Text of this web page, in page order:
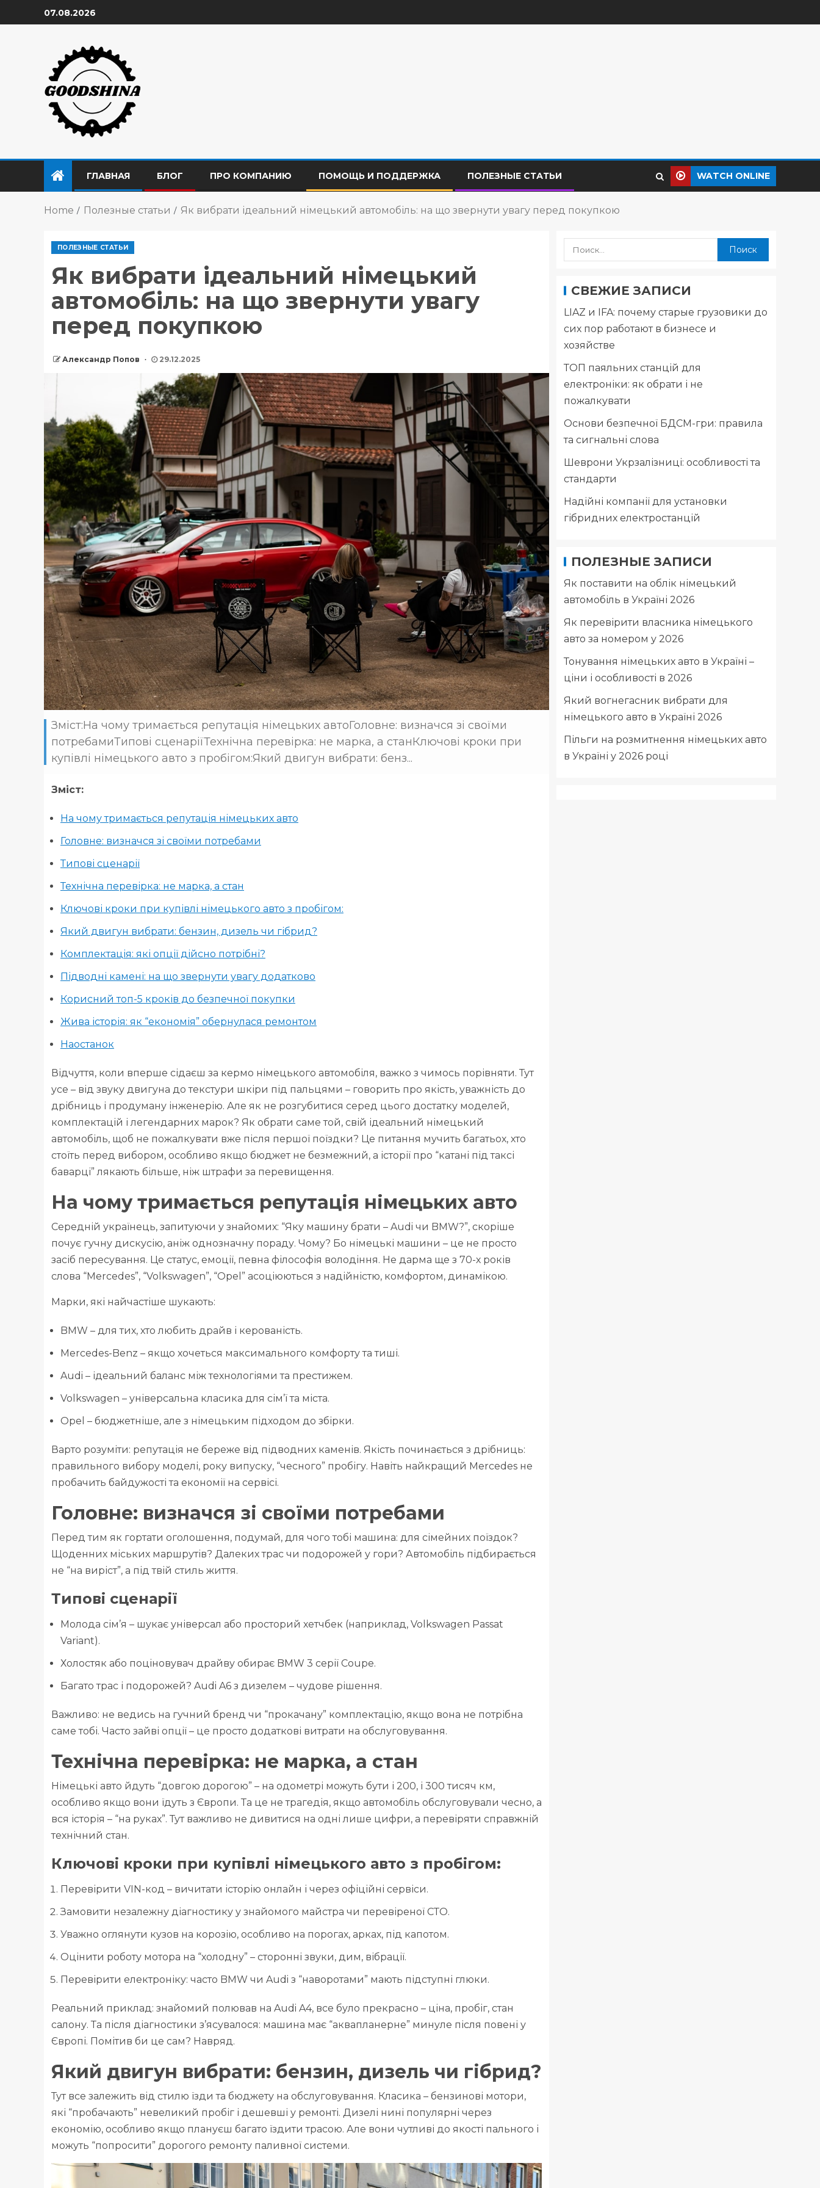
07.08.2026
ГЛАВНАЯ БЛОГ ПРО КОМПАНИЮ ПОМОЩЬ И ПОДДЕРЖКА ПОЛЕЗНЫЕ СТАТЬИ WATCH ONLINE
Home Полезные статьи Як вибрати ідеальний німецький автомобіль: на що звернути увагу перед покупкою
ПОЛЕЗНЫЕ СТАТЬИ
Як вибрати ідеальний німецький
автомобіль: на що звернути увагу
перед покупкою
Александр Попов 29.12.2025
Зміст:На чому тримається репутація німецьких автоГоловне: визначся зі своїми
потребамиТипові сценаріїТехнічна перевірка: не марка, а станКлючові кроки при
купівлі німецького авто з пробігом:Який двигун вибрати: бенз...
Зміст:
На чому тримається репутація німецьких авто
Головне: визначся зі своїми потребами
Типові сценарії
Технічна перевірка: не марка, а стан
Ключові кроки при купівлі німецького авто з пробігом:
Який двигун вибрати: бензин, дизель чи гібрид?
Комплектація: які опції дійсно потрібні?
Підводні камені: на що звернути увагу додатково
Корисний топ-5 кроків до безпечної покупки
Жива історія: як “економія” обернулася ремонтом
Наостанок
Відчуття, коли вперше сідаєш за кермо німецького автомобіля, важко з чимось порівняти. Тут
усе – від звуку двигуна до текстури шкіри під пальцями – говорить про якість, уважність до
дрібниць і продуману інженерію. Але як не розгубитися серед цього достатку моделей,
комплектацій і легендарних марок? Як обрати саме той, свій ідеальний німецький
автомобіль, щоб не пожалкувати вже після першої поїздки? Це питання мучить багатьох, хто
стоїть перед вибором, особливо якщо бюджет не безмежний, а історії про “катані під таксі
баварці” лякають більше, ніж штрафи за перевищення.
На чому тримається репутація німецьких авто
Середній українець, запитуючи у знайомих: “Яку машину брати – Audi чи BMW?”, скоріше
почує гучну дискусію, аніж однозначну пораду. Чому? Бо німецькі машини – це не просто
засіб пересування. Це статус, емоції, певна філософія володіння. Не дарма ще з 70-х років
слова “Mercedes”, “Volkswagen”, “Opel” асоціюються з надійністю, комфортом, динамікою.
Марки, які найчастіше шукають:
BMW – для тих, хто любить драйв і керованість.
Mercedes-Benz – якщо хочеться максимального комфорту та тиші.
Audi – ідеальний баланс між технологіями та престижем.
Volkswagen – універсальна класика для сім’ї та міста.
Opel – бюджетніше, але з німецьким підходом до збірки.
Варто розуміти: репутація не береже від підводних каменів. Якість починається з дрібниць:
правильного вибору моделі, року випуску, “чесного” пробігу. Навіть найкращий Mercedes не
пробачить байдужості та економії на сервісі.
Головне: визначся зі своїми потребами
Перед тим як гортати оголошення, подумай, для чого тобі машина: для сімейних поїздок?
Щоденних міських маршрутів? Далеких трас чи подорожей у гори? Автомобіль підбирається
не “на виріст”, а під твій стиль життя.
Типові сценарії
Молода сім’я – шукає універсал або просторий хетчбек (наприклад, Volkswagen Passat
Variant).
Холостяк або поціновувач драйву обирає BMW 3 серії Coupe.
Багато трас і подорожей? Audi A6 з дизелем – чудове рішення.
Важливо: не ведись на гучний бренд чи “прокачану” комплектацію, якщо вона не потрібна
саме тобі. Часто зайві опції – це просто додаткові витрати на обслуговування.
Технічна перевірка: не марка, а стан
Німецькі авто йдуть “довгою дорогою” – на одометрі можуть бути і 200, і 300 тисяч км,
особливо якщо вони їдуть з Європи. Та це не трагедія, якщо автомобіль обслуговували чесно, а
вся історія – “на руках”. Тут важливо не дивитися на одні лише цифри, а перевіряти справжній
технічний стан.
Ключові кроки при купівлі німецького авто з пробігом:
Перевірити VIN-код – вичитати історію онлайн і через офіційні сервіси.
Замовити незалежну діагностику у знайомого майстра чи перевіреної СТО.
Уважно оглянути кузов на корозію, особливо на порогах, арках, під капотом.
Оцінити роботу мотора на “холодну” – сторонні звуки, дим, вібрації.
Перевірити електроніку: часто BMW чи Audi з “наворотами” мають підступні глюки.
Реальний приклад: знайомий полював на Audi A4, все було прекрасно – ціна, пробіг, стан
салону. Та після діагностики з’ясувалося: машина має “аквапланерне” минуле після повені у
Європі. Помітив би це сам? Навряд.
Який двигун вибрати: бензин, дизель чи гібрид?
Тут все залежить від стилю їзди та бюджету на обслуговування. Класика – бензинові мотори,
які “пробачають” невеликий пробіг і дешевші у ремонті. Дизелі нині популярні через
економію, особливо якщо плануєш багато їздити трасою. Але вони чутливі до якості пального і
можуть “попросити” дорогого ремонту паливної системи.
СВЕЖИЕ ЗАПИСИ
LIAZ и IFA: почему старые грузовики до
сих пор работают в бизнесе и
хозяйстве
ТОП паяльних станцій для
електроніки: як обрати і не
пожалкувати
Основи безпечної БДСМ-гри: правила
та сигнальні слова
Шеврони Укрзалізниці: особливості та
стандарти
Надійні компанії для установки
гібридних електростанцій
ПОЛЕЗНЫЕ ЗАПИСИ
Як поставити на облік німецький
автомобіль в Україні 2026
Як перевірити власника німецького
авто за номером у 2026
Тонування німецьких авто в Україні –
ціни і особливості в 2026
Який вогнегасник вибрати для
німецького авто в Україні 2026
Пільги на розмитнення німецьких авто
в Україні у 2026 році